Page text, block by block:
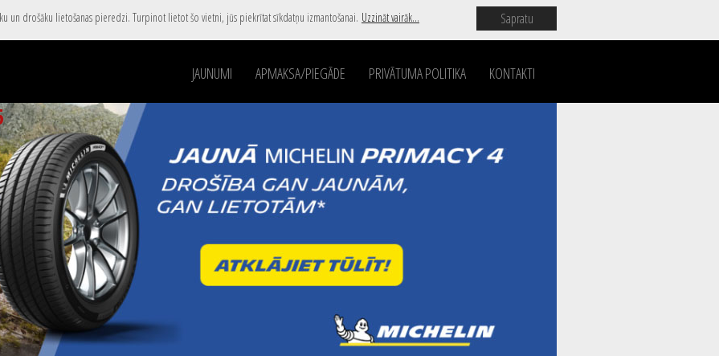
un drošāku lietošanas pieredzi. Turpinot lietot šo vietni, jūs piekrītat sīkdatņu izmantošanai. Uzzināt vairāk... Sapratu
JAUNUMI APMAKSA/PIEGĀDE PRIVĀTUMA POLITIKA KONTAKTI